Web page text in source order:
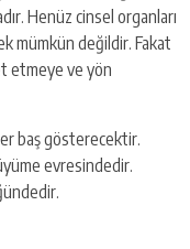
Henüz cinsel organları
mümkün değildir. Fakat
etmeye ve yön
baş gösterecektir.
evresindedir.